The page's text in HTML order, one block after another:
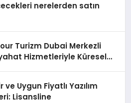
nerelerden satın
Turizm Dubai Merkezli
Hizmetleriyle Küresel
ve Uygun Fiyatlı Yazılım
Lisansline